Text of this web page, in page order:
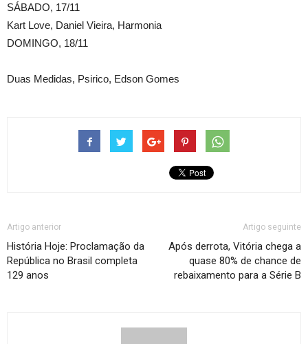
SÁBADO, 17/11
Kart Love, Daniel Vieira, Harmonia
DOMINGO, 18/11
Duas Medidas, Psirico, Edson Gomes
Artigo anterior
História Hoje: Proclamação da
República no Brasil completa
129 anos
Artigo seguinte
Após derrota, Vitória chega a
quase 80% de chance de
rebaixamento para a Série B